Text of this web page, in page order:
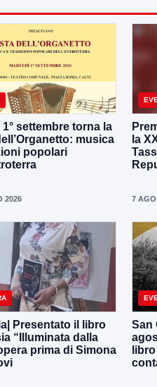
settembre torna la
musica
popolari
2026
la
7
Presentato il libro
“Illuminata dalla
prima di Simona
San